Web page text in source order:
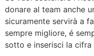
donare al team anche
sicuramente servirà a
sempre migliore, é
sotto e inserisci la